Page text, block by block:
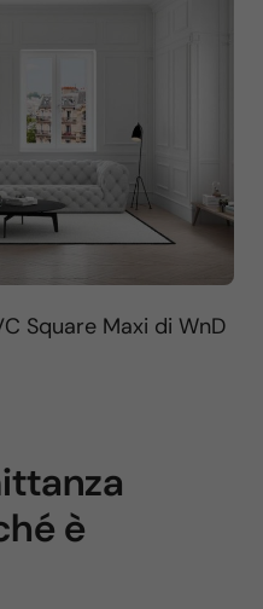
Square Maxi di WnD
è